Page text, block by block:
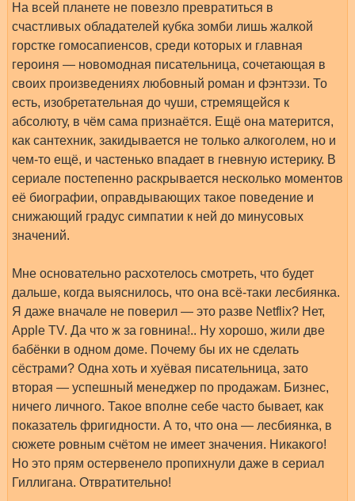
На всей планете не повезло превратиться в
счастливых обладателей кубка зомби лишь жалкой
горстке гомосапиенсов, среди которых и главная
героиня — новомодная писательница, сочетающая в
своих произведениях любовный роман и фэнтэзи. То
есть, изобретательная до чуши, стремящейся к
абсолюту, в чём сама признаётся. Ещё она матерится,
как сантехник, закидывается не только алкоголем, но и
чем-то ещё, и частенько впадает в гневную истерику. В
сериале постепенно раскрывается несколько моментов
её биографии, оправдывающих такое поведение и
снижающий градус симпатии к ней до минусовых
значений.
Мне основательно расхотелось смотреть, что будет
дальше, когда выяснилось, что она всё-таки лесбиянка.
Я даже вначале не поверил — это разве Netflix? Нет,
Apple TV. Да что ж за говнина!.. Ну хорошо, жили две
бабёнки в одном доме. Почему бы их не сделать
сёстрами? Одна хоть и хуёвая писательница, зато
вторая — успешный менеджер по продажам. Бизнес,
ничего личного. Такое вполне себе часто бывает, как
показатель фригидности. А то, что она — лесбиянка, в
сюжете ровным счётом не имеет значения. Никакого!
Но это прям остервенело пропихнули даже в сериал
Гиллигана. Отвратительно!